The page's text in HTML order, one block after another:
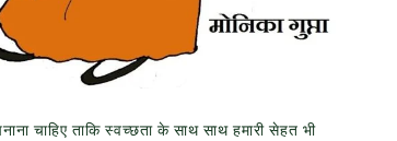
चाहिए ताकि स्वच्छता के साथ साथ हमारी सेहत भी